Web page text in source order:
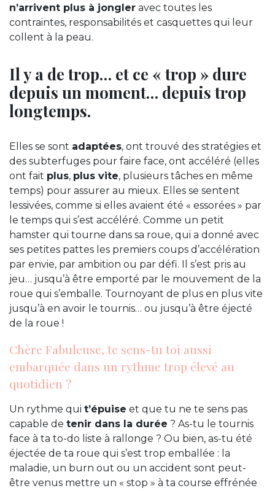
n’arrivent plus à jongler avec toutes les
contraintes, responsabilités et casquettes qui leur
collent à la peau.
Il y a de trop… et ce « trop » dure
depuis un moment… depuis trop
longtemps.
Elles se sont adaptées, ont trouvé des stratégies et
des subterfuges pour faire face, ont accéléré (elles
ont fait plus, plus vite, plusieurs tâches en même
temps) pour assurer au mieux. Elles se sentent
lessivées, comme si elles avaient été « essorées » par
le temps qui s’est accéléré. Comme un petit
hamster qui tourne dans sa roue, qui a donné avec
ses petites pattes les premiers coups d’accélération
par envie, par ambition ou par défi. Il s’est pris au
jeu… jusqu’à être emporté par le mouvement de la
roue qui s’emballe. Tournoyant de plus en plus vite
jusqu’à en avoir le tournis… ou jusqu’à être éjecté
de la roue !
Chère Fabuleuse, te sens-tu toi aussi
embarquée dans un rythme trop élevé au
quotidien ?
Un rythme qui t’épuise et que tu ne te sens pas
capable de tenir dans la durée ? As-tu le tournis
face à ta to-do liste à rallonge ? Ou bien, as-tu été
éjectée de ta roue qui s’est trop emballée : la
maladie, un burn out ou un accident sont peut-
être venus mettre un « stop » à ta course effrénée